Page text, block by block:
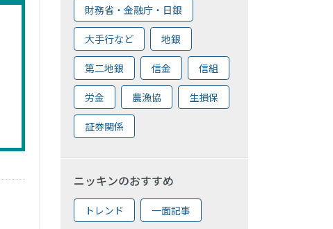
財務省・金融庁・日銀
大手行など 地銀
第二地銀 信金 信組
労金 農漁協 生損保
証券関係
ニッキンのおすすめ
トレンド 一面記事